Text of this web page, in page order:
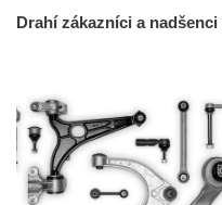
Drahí zákazníci a